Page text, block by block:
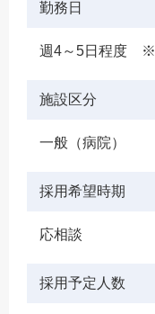
勤務日
週4～5日程度
施設区分
一般（病院）
採用希望時期
応相談
採用予定人数